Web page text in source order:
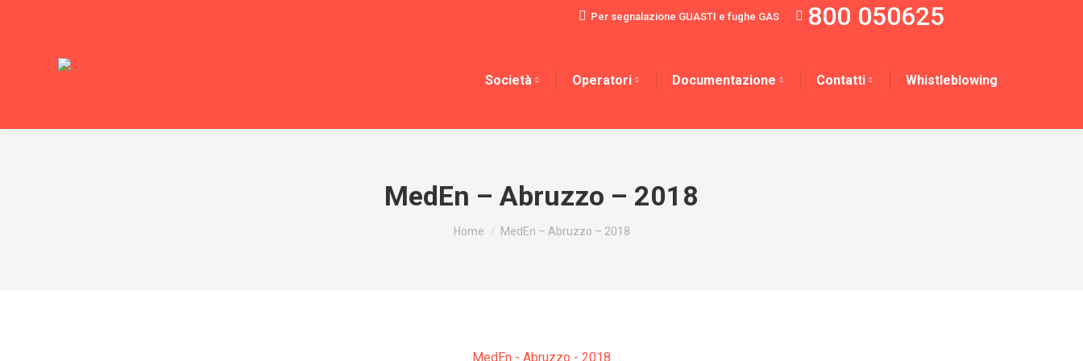
Per segnalazione GUASTI e fughe GAS 800 050625
Società Operatori Documentazione Contatti Whistleblowing
MedEn – Abruzzo – 2018
You are here:
Home MedEn – Abruzzo – 2018
MedEn - Abruzzo - 2018